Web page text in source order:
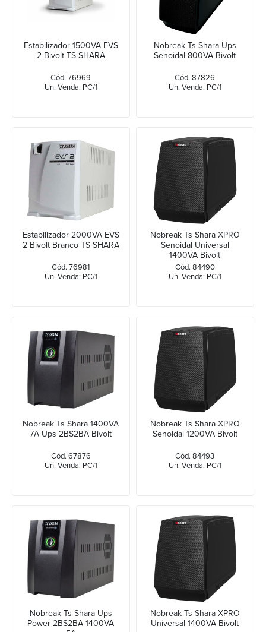
Estabilizador 1500VA EVS
2 Bivolt TS SHARA
Cód. 76969
Un. Venda: PC/1
Nobreak Ts Shara Ups
Senoidal 800VA Bivolt
Cód. 87826
Un. Venda: PC/1
Estabilizador 2000VA EVS
2 Bivolt Branco TS SHARA
Cód. 76981
Un. Venda: PC/1
Nobreak Ts Shara XPRO
Senoidal Universal
1400VA Bivolt
Cód. 84490
Un. Venda: PC/1
Nobreak Ts Shara 1400VA
7A Ups 2BS2BA Bivolt
Cód. 67876
Un. Venda: PC/1
Nobreak Ts Shara XPRO
Senoidal 1200VA Bivolt
Cód. 84493
Un. Venda: PC/1
Nobreak Ts Shara Ups
Power 2BS2BA 1400VA
Nobreak Ts Shara XPRO
Universal 1400VA Bivolt